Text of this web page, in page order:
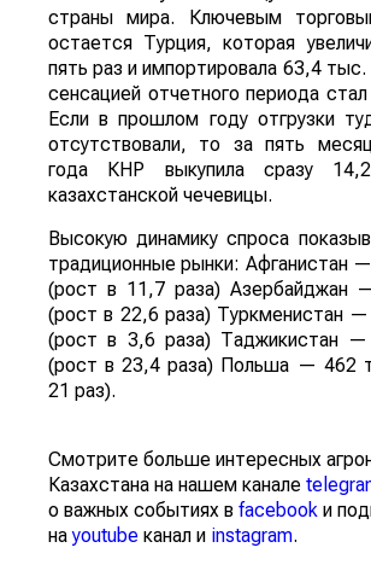
страны мира. Ключевым
остается Турция, которая
пять раз и импортировала 63,4 тыс.
сенсацией отчетного периода
Если в прошлом году отгрузки
отсутствовали, то за пять
года КНР выкупила сразу
казахстанской чечевицы.
Высокую динамику спроса
традиционные рынки: Афганистан
(рост в 11,7 раза) Азербайджан
(рост в 22,6 раза) Туркменистан
(рост в 3,6 раза) Таджикистан
(рост в 23,4 раза) Польша — 462
21 раз).
Смотрите больше интересных
Казахстана на нашем канале
о важных событиях в facebook и
наyoutube канал и instagram.